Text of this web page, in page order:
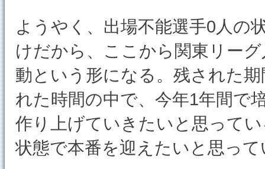
ようやく、出場不能選手0人の
けだから、ここから関東リー
動という形になる。残された
れた時間の中で、今年1年間で
作り上げていきたいと思って
状態で本番を迎えたいと思っ